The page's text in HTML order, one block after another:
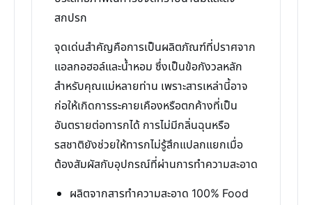
สกปรก
จุดเด่นสำคัญคือการเป็นผลิตภัณฑ์ที่ปราศจาก
แอลกอฮอล์และน้ำหอม ซึ่งเป็นข้อกังวลหลัก
สำหรับคุณแม่หลายท่าน เพราะสารเหล่านี้อาจ
ก่อให้เกิดการระคายเคืองหรือตกค้างที่เป็น
อันตรายต่อทารกได้ การไม่มีกลิ่นฉุนหรือ
รสชาติยังช่วยให้ทารกไม่รู้สึกแปลกแยกเมื่อ
ต้องสัมผัสกับอุปกรณ์ที่ผ่านการทำความสะอาด
ผลิตจากสารทำความสะอาด 100% Food